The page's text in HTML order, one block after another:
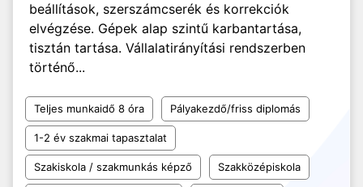
beállítások, szerszámcserék és korrekciók
elvégzése. Gépek alap szintű karbantartása,
tisztán tartása. Vállalatirányítási rendszerben
történő...
Teljes munkaidő 8 óra Pályakezdő/friss diplomás
1-2 év szakmai tapasztalat
Szakiskola / szakmunkás képző Szakközépiskola